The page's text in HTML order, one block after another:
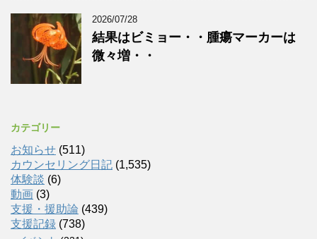
2026/07/28
結果はビミョー・・腫瘍マーカーは
微々増・・
カテゴリー
お知らせ (511)
カウンセリング日記 (1,535)
体験談 (6)
動画 (3)
支援・援助論 (439)
支援記録 (738)